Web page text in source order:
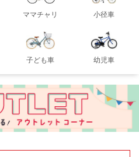
ママチャリ 小径車
子ども車 幼児車